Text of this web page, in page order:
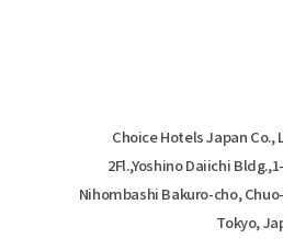
Choice Hotels Japan Co.,
2Fl.,Yoshino Daiichi Bldg.,1-
Nihombashi Bakuro-cho, Chuo-
Tokyo,